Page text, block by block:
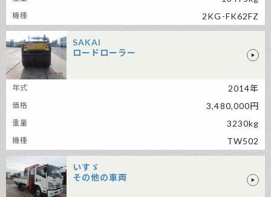
2KG-FK62FZ
SAKAI
ロードローラー
2014年
3,480,000円
3230kg
TW502
いすゞ
その他の車両